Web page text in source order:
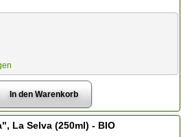
La Selva (250ml) - BIO